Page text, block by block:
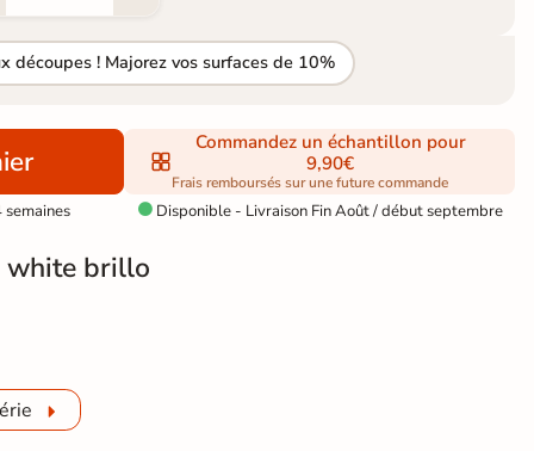
découpes ! Majorez vos surfaces de 10%
Commandez un échantillon pour
9,90€
Frais remboursés sur une future commande
Disponible - Livraison Fin Août / début septembre
white brillo